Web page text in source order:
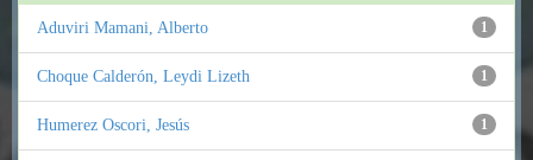
1
Aduviri Mamani, Alberto
1
Choque Calderón, Leydi Lizeth
1
Humerez Oscori, Jesús